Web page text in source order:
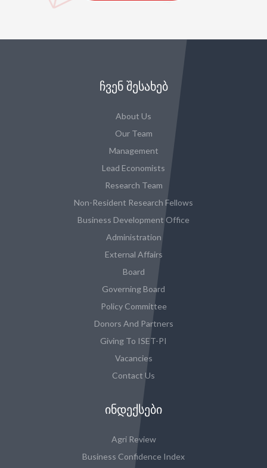
ᲩᲕᲔᲜ ᲨᲔᲡᲐᲮᲔᲑ
About Us
Our Team
Management
Lead Economists
Research Team
Non-Resident Research Fellows
Business Development Office
Administration
External Affairs
Board
Governing Board
Policy Committee
Donors And Partners
Giving To ISET-PI
Vacancies
Contact Us
ᲘᲜᲓᲔᲥᲡᲔᲑᲘ
Agri Review
Business Confidence Index